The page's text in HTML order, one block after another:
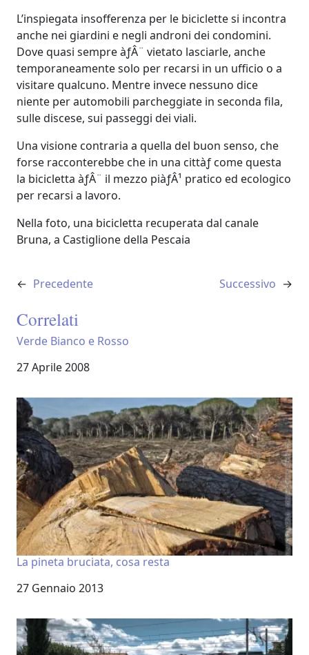
L’inspiegata insofferenza per le biciclette si incontra
anche nei giardini e negli androni dei condomini.
Dove quasi sempre àƒÂ¨ vietato lasciarle, anche
temporaneamente solo per recarsi in un ufficio o a
visitare qualcuno. Mentre invece nessuno dice
niente per automobili parcheggiate in seconda fila,
sulle discese, sui passeggi dei viali.
Una visione contraria a quella del buon senso, che
forse racconterebbe che in una cittàƒ come questa
la bicicletta àƒÂ¨ il mezzo piàƒÂ¹ pratico ed ecologico
per recarsi a lavoro.
Nella foto, una bicicletta recuperata dal canale
Bruna, a Castiglione della Pescaia
← Precedente Successivo →
Correlati
Verde Bianco e Rosso
Data
27 Aprile 2008
La pineta bruciata, cosa resta
Data
27 Gennaio 2013